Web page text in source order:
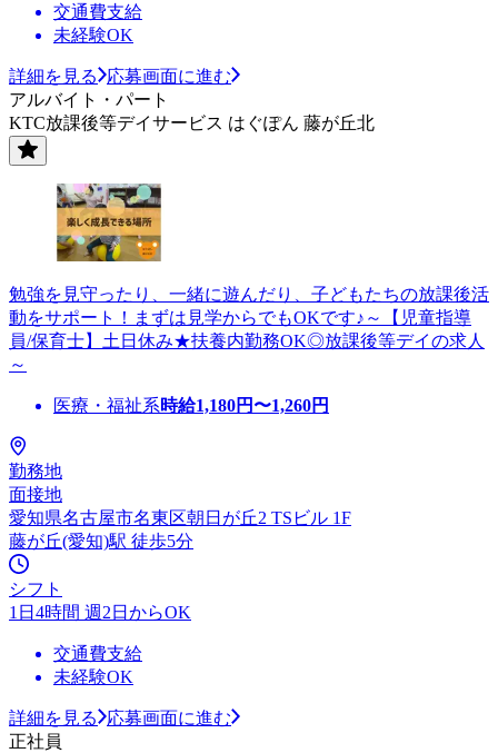
交通費支給
未経験OK
詳細を見る
応募画面に進む
アルバイト・パート
KTC放課後等デイサービス はぐぽん 藤が丘北
勉強を見守ったり、一緒に遊んだり、子どもたちの放課後活
動をサポート！まずは見学からでもOKです♪～【児童指導
員/保育士】土日休み★扶養内勤務OK◎放課後等デイの求人
～
医療・福祉系時給1,180円〜1,260円
勤務地
面接地
愛知県名古屋市名東区朝日が丘2 TSビル 1F
藤が丘(愛知)駅 徒歩5分
シフト
1日4時間 週2日からOK
交通費支給
未経験OK
詳細を見る
応募画面に進む
正社員